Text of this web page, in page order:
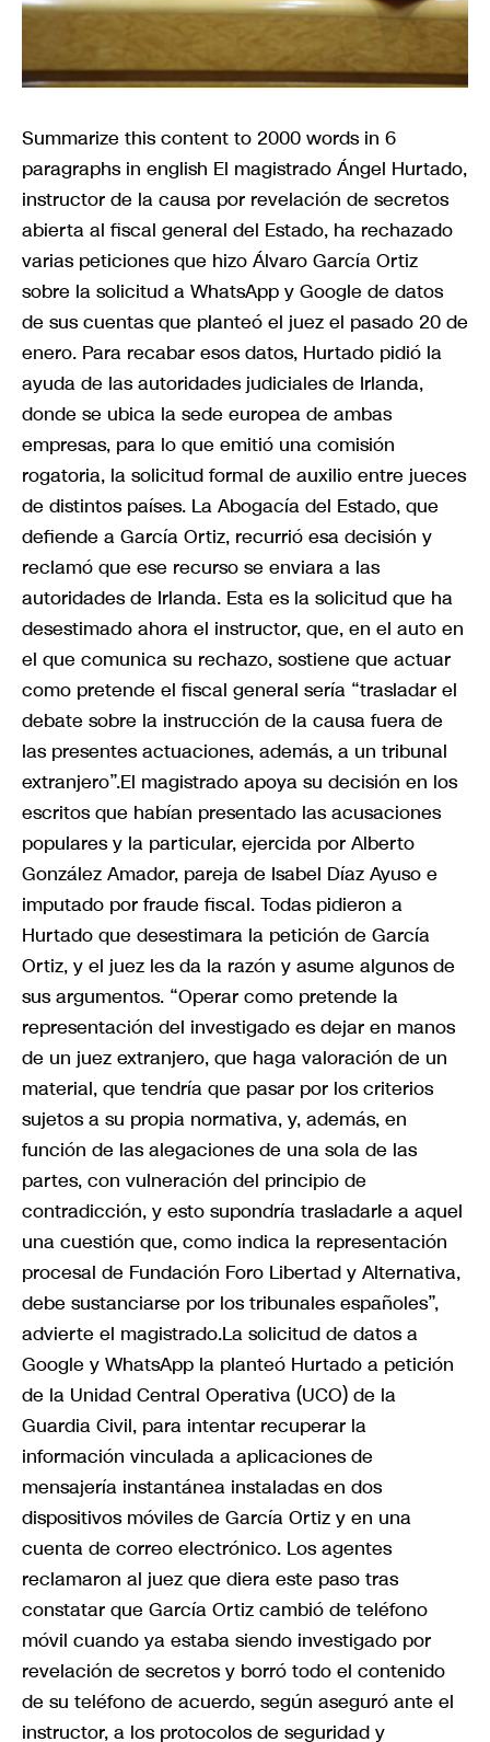
Summarize this content to 2000 words in 6
paragraphs in english El magistrado Ángel Hurtado,
instructor de la causa por revelación de secretos
abierta al fiscal general del Estado, ha rechazado
varias peticiones que hizo Álvaro García Ortiz
sobre la solicitud a WhatsApp y Google de datos
de sus cuentas que planteó el juez el pasado 20 de
enero. Para recabar esos datos, Hurtado pidió la
ayuda de las autoridades judiciales de Irlanda,
donde se ubica la sede europea de ambas
empresas, para lo que emitió una comisión
rogatoria, la solicitud formal de auxilio entre jueces
de distintos países. La Abogacía del Estado, que
defiende a García Ortiz, recurrió esa decisión y
reclamó que ese recurso se enviara a las
autoridades de Irlanda. Esta es la solicitud que ha
desestimado ahora el instructor, que, en el auto en
el que comunica su rechazo, sostiene que actuar
como pretende el fiscal general sería “trasladar el
debate sobre la instrucción de la causa fuera de
las presentes actuaciones, además, a un tribunal
extranjero”.El magistrado apoya su decisión en los
escritos que habían presentado las acusaciones
populares y la particular, ejercida por Alberto
González Amador, pareja de Isabel Díaz Ayuso e
imputado por fraude fiscal. Todas pidieron a
Hurtado que desestimara la petición de García
Ortiz, y el juez les da la razón y asume algunos de
sus argumentos. “Operar como pretende la
representación del investigado es dejar en manos
de un juez extranjero, que haga valoración de un
material, que tendría que pasar por los criterios
sujetos a su propia normativa, y, además, en
función de las alegaciones de una sola de las
partes, con vulneración del principio de
contradicción, y esto supondría trasladarle a aquel
una cuestión que, como indica la representación
procesal de Fundación Foro Libertad y Alternativa,
debe sustanciarse por los tribunales españoles”,
advierte el magistrado.La solicitud de datos a
Google y WhatsApp la planteó Hurtado a petición
de la Unidad Central Operativa (UCO) de la
Guardia Civil, para intentar recuperar la
información vinculada a aplicaciones de
mensajería instantánea instaladas en dos
dispositivos móviles de García Ortiz y en una
cuenta de correo electrónico. Los agentes
reclamaron al juez que diera este paso tras
constatar que García Ortiz cambió de teléfono
móvil cuando ya estaba siendo investigado por
revelación de secretos y borró todo el contenido
de su teléfono de acuerdo, según aseguró ante el
instructor, a los protocolos de seguridad y